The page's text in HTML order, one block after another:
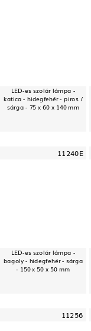
LED-es szolár lámpa -
katica - hidegfehér - piros /
sárga - 75 x 60 x 140 mm
11240E
LED-es szolár lámpa -
bagoly - hidegfehér - sárga
- 150 x 50 x 50 mm
11256